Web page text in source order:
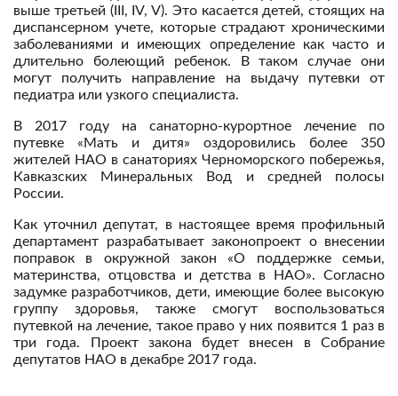
выше третьей (III, IV, V). Это касается детей, стоящих на
диспансерном учете, которые страдают хроническими
заболеваниями и имеющих определение как часто и
длительно болеющий ребенок. В таком случае они
могут получить направление на выдачу путевки от
педиатра или узкого специалиста.
В 2017 году на санаторно-курортное лечение по
путевке «Мать и дитя» оздоровились более 350
жителей НАО в санаториях Черноморского побережья,
Кавказских Минеральных Вод и средней полосы
России.
Как уточнил депутат, в настоящее время профильный
департамент разрабатывает законопроект о внесении
поправок в окружной закон «О поддержке семьи,
материнства, отцовства и детства в НАО». Согласно
задумке разработчиков, дети, имеющие более высокую
группу здоровья, также смогут воспользоваться
путевкой на лечение, такое право у них появится 1 раз в
три года. Проект закона будет внесен в Собрание
депутатов НАО в декабре 2017 года.